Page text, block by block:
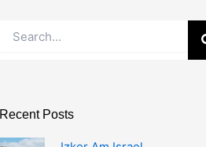
Recent Posts